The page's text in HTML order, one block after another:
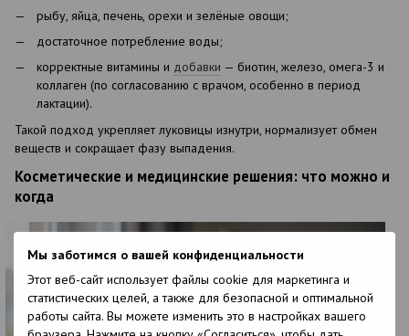
Мы заботимся о вашей конфиденциальности
Этот веб-сайт использует файлы cookie для маркетинга и
статистических целей, а также для безопасной и оптимальной
работы сайта. Вы можете изменить это в настройках вашего
рыбу, яйца, печень, орехи и зелёные овощи;
достаточное потребление воды;
корректные витамины и добавки — биотин, железо, омега-3 и
коллаген (по согласованию с врачом, особенно в период
лактации).
Такой подход укрепляет луковицы изнутри, нормализует обмен
веществ и сокращает фазу выпадения.
Косметические и медицинские решения: что можно и
когда